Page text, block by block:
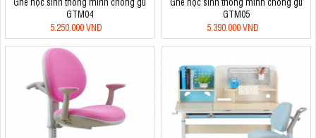
GTM04
5.250.000 VNĐ
GTM05
5.390.000 VNĐ